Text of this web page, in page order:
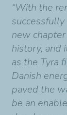
“With the
new
history, and
as the Tyra
Danish
paved the
be an